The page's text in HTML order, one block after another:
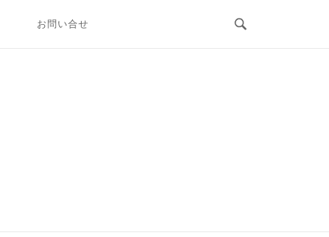
お問い合せ